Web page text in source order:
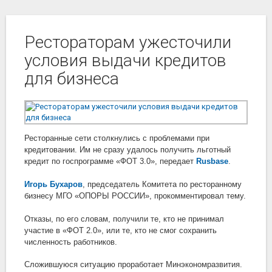
Рестораторам ужесточили
условия выдачи кредитов
для бизнеса
Ресторанные сети столкнулись с проблемами при
кредитовании. Им не сразу удалось получить льготный
кредит по госпрограмме «ФОТ 3.0», передает Rusbase.
Игорь Бухаров, председатель Комитета по ресторанному
бизнесу МГО «ОПОРЫ РОССИИ», прокомментировал тему.
Отказы, по его словам, получили те, кто не принимал
участие в «ФОТ 2.0», или те, кто не смог сохранить
численность работников.
Сложившуюся ситуацию проработает Минэкономразвития.